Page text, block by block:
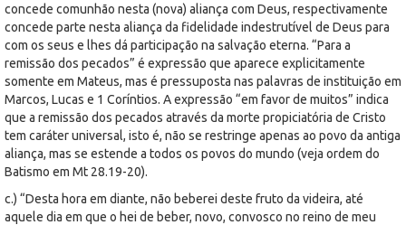
concede comunhão nesta (nova) aliança com Deus, respectivamente
concede parte nesta aliança da fidelidade indestrutível de Deus para
com os seus e lhes dá participação na salvação eterna. “Para a
remissão dos pecados” é expressão que aparece explicitamente
somente em Mateus, mas é pressuposta nas palavras de instituição em
Marcos, Lucas e 1 Coríntios. A expressão “em favor de muitos” indica
que a remissão dos pecados através da morte propiciatória de Cristo
tem caráter universal, isto é, não se restringe apenas ao povo da antiga
aliança, mas se estende a todos os povos do mundo (veja ordem do
Batismo em Mt 28.19-20).
c.) “Desta hora em diante, não beberei deste fruto da videira, até
aquele dia em que o hei de beber, novo, convosco no reino de meu